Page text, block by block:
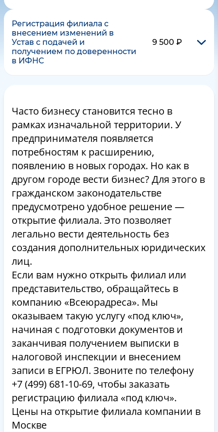
Регистрация филиала с
внесением изменений в
Устав с подачей и
получением по доверенности
в ИФНС
9 500 ₽
Часто бизнесу становится тесно в
рамках изначальной территории. У
предпринимателя появляется
потребностям к расширению,
появлению в новых городах. Но как в
другом городе вести бизнес? Для этого в
гражданском законодательстве
предусмотрено удобное решение —
открытие филиала. Это позволяет
легально вести деятельность без
создания дополнительных юридических
лиц.
Если вам нужно открыть филиал или
представительство, обращайтесь в
компанию «Всеюрадреса». Мы
оказываем такую услугу «под ключ»,
начиная с подготовки документов и
заканчивая получением выписки в
налоговой инспекции и внесением
записи в ЕГРЮЛ. Звоните по телефону
+7 (499) 681-10-69, чтобы заказать
регистрацию филиала «под ключ».
Цены на открытие филиала компании в
Москве